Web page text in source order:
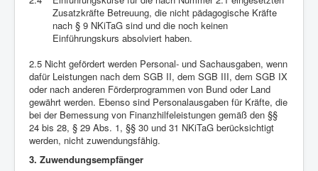
Zusatzkräfte Betreuung, die nicht pädagogische Kräfte
nach § 9 NKiTaG sind und die noch keinen
Einführungskurs absolviert haben.
2.5 Nicht gefördert werden Personal- und Sachausgaben, wenn
dafür Leistungen nach dem SGB II, dem SGB III, dem SGB IX
oder nach anderen Förderprogrammen von Bund oder Land
gewährt werden. Ebenso sind Personalausgaben für Kräfte, die
bei der Bemessung von Finanzhilfeleistungen gemäß den §§
24 bis 28, § 29 Abs. 1, §§ 30 und 31 NKiTaG berücksichtigt
werden, nicht zuwendungsfähig.
3. Zuwendungsempfänger